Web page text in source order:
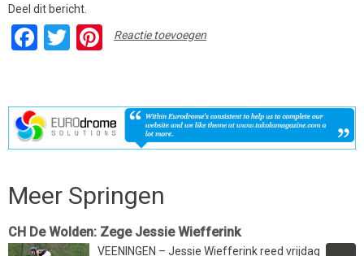
Deel dit bericht.
Facebook
TwitterPinterest
Reactie toevoegen
Meer Springen
CH De Wolden: Zege Jessie Wiefferink
VEENINGEN – Jessie Wiefferink reed vrijdag